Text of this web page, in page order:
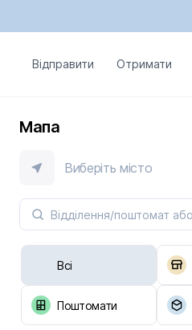
Відправити Отримати
Мапа
Виберіть місто
Всі
Поштомати